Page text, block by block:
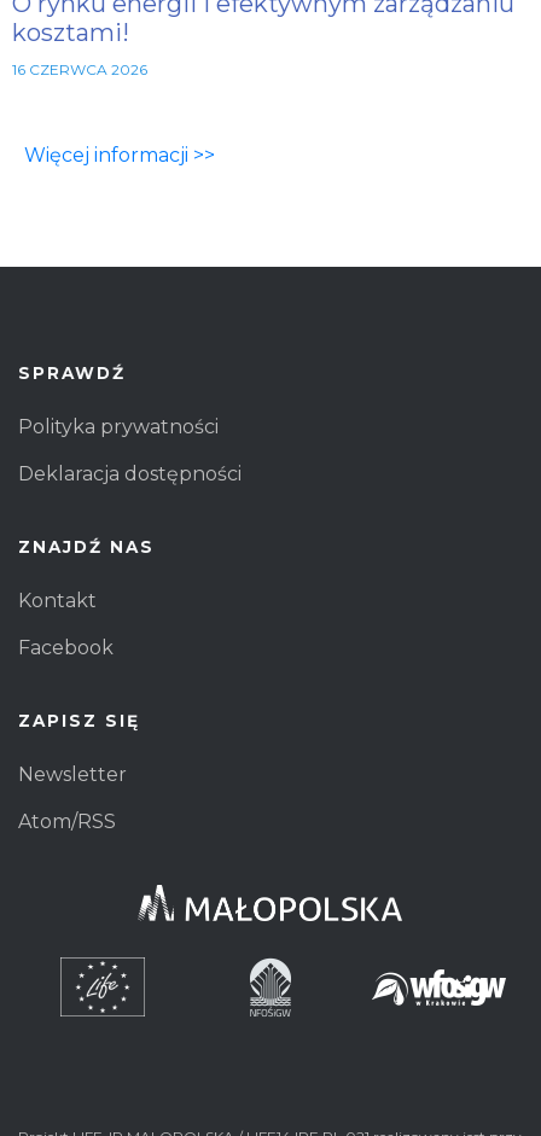
kosztami!
16 CZERWCA 2026
Więcej informacji >>
SPRAWDŹ
Polityka prywatności
Deklaracja dostępności
ZNAJDŹ NAS
Kontakt
Facebook
ZAPISZ SIĘ
Newsletter
Atom/RSS